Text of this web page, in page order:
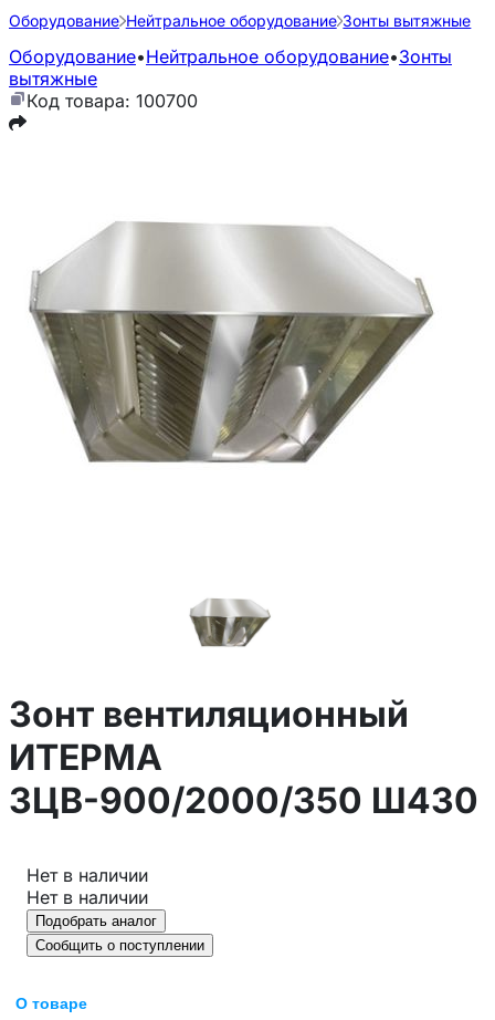
Оборудование Нейтральное оборудование Зонты вытяжные
Оборудование•Нейтральное оборудование•Зонты
вытяжные
Код товара: 100700
Зонт вентиляционный
ИТЕРМА
ЗЦВ-900/2000/350 Ш430
Нет в наличии
Нет в наличии
Подобрать аналог
Сообщить о поступлении
О товаре